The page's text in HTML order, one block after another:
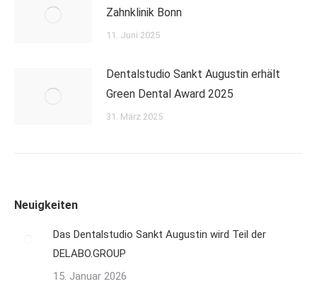
Zahnklinik Bonn
11. Juni 2025
Dentalstudio Sankt Augustin erhält
Green Dental Award 2025
31. März 2025
Neuigkeiten
Das Dentalstudio Sankt Augustin wird Teil der
DELABO.GROUP
15. Januar 2026